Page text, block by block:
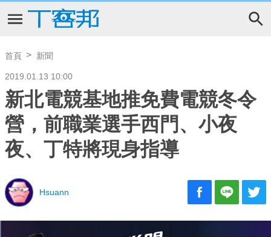
首頁 新聞
2019.01.13 10:00
新北電競基地推免費電競冬令
營，前職業選手西門、小夜
夜、丁特將現身指導
Hsuann